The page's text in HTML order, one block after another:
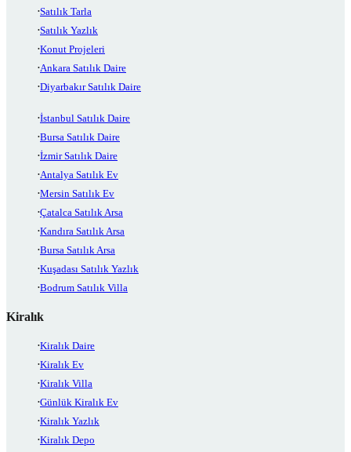
Satılık Tarla
Satılık Yazlık
Konut Projeleri
Ankara Satılık Daire
Diyarbakır Satılık Daire
İstanbul Satılık Daire
Bursa Satılık Daire
İzmir Satılık Daire
Antalya Satılık Ev
Mersin Satılık Ev
Çatalca Satılık Arsa
Kandıra Satılık Arsa
Bursa Satılık Arsa
Kuşadası Satılık Yazlık
Bodrum Satılık Villa
Kiralık
Kiralık Daire
Kiralık Ev
Kiralık Villa
Günlük Kiralık Ev
Kiralık Yazlık
Kiralık Depo